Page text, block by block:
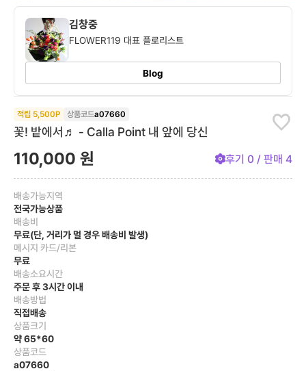
김창중
FLOWER119 대표 플로리스트
Blog
적립 5,500P 상품코드a07660
꽃! 밭에서♬ - Calla Point 내 앞에 당신
110,000 원 후기 0 / 판매 4
배송가능지역
전국가능상품
배송비
무료(단, 거리가 멀 경우 배송비 발생)
메시지 카드/리본
무료
배송소요시간
주문 후 3시간 이내
배송방법
직접배송
상품크기
약 65*60
상품코드
a07660